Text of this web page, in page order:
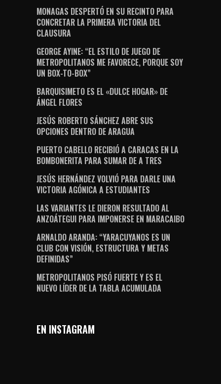
MONAGAS DESPERTÓ EN SU RECINTO PARA
CONCRETAR LA PRIMERA VICTORIA DEL
CLAUSURA
GEORGE AYINE: “EL ESTILO DE JUEGO DE
METROPOLITANOS ME FAVORECE, PORQUE SOY
UN BOX-TO-BOX”
BARQUISIMETO ES EL «DULCE HOGAR» DE
ÁNGEL FLORES
JESÚS ROBERTO SÁNCHEZ ABRE SUS
OPCIONES DENTRO DE ARAGUA
PUERTO CABELLO RECIBIÓ A CARACAS EN LA
BOMBONERITA PARA SUMAR DE A TRES
JESÚS HERNÁNDEZ VOLVIÓ PARA DARLE UNA
VICTORIA AGÓNICA A ESTUDIANTES
LAS VARIANTES LE DIERON RESULTADO AL
ANZOÁTEGUI PARA IMPONERSE EN MARACAIBO
ARNALDO ARANDA: “YARACUYANOS ES UN
CLUB CON VISIÓN, ESTRUCTURA Y METAS
DEFINIDAS”
METROPOLITANOS PISÓ FUERTE Y ES EL
NUEVO LÍDER DE LA TABLA ACUMULADA
EN INSTAGRAM